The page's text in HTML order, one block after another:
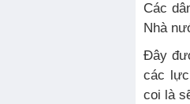
Các
Nhà
Đây
các
coi là